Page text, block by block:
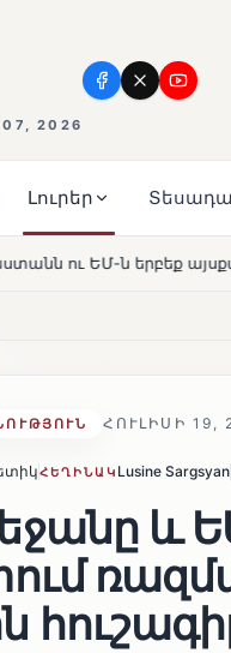
2026
Լուրեր
չեն եղել» HOT
ՀՈՒԼԻՍԻ 19,
ՀԵՂԻՆԱԿ Lusine Sargsyan
և